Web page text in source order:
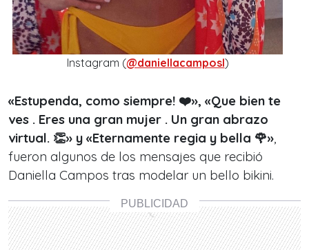
Instagram (@daniellacamposl)
«Estupenda, como siempre! ❤️», «Que bien te
ves . Eres una gran mujer . Un gran abrazo
virtual. 👏» y «Eternamente regia y bella 🌹»,
fueron algunos de los mensajes que recibió
Daniella Campos tras modelar un bello bikini.